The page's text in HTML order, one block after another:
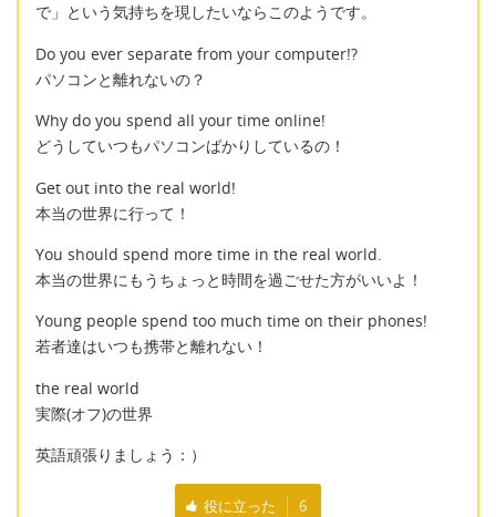
で」という気持ちを現したいならこのようです。
Do you ever separate from your computer!?
パソコンと離れないの？
Why do you spend all your time online!
どうしていつもパソコンばかりしているの！
Get out into the real world!
本当の世界に行って！
You should spend more time in the real world.
本当の世界にもうちょっと時間を過ごせた方がいいよ！
Young people spend too much time on their phones!
若者達はいつも携帯と離れない！
the real world
実際(オフ)の世界
英語頑張りましょう：）
役に立った 6